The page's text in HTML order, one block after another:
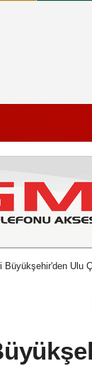
Büyükşehir'den Ulu